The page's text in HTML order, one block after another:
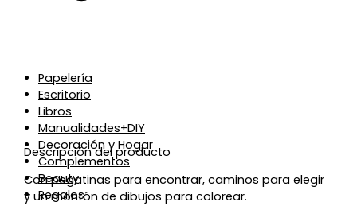
Papelería
Escritorio
Libros
Manualidades+DIY
Decoración y Hogar
Complementos
Beauty
Regalos
Descripción del producto
Con pegatinas para encontrar, caminos para elegir
y un montón de dibujos para colorear.